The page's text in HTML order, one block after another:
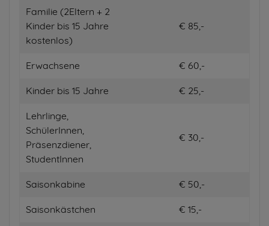
Familie (2Eltern + 2
Kinder bis 15 Jahre
kostenlos)
€ 85,-
Erwachsene € 60,-
Kinder bis 15 Jahre € 25,-
Lehrlinge,
SchülerInnen,
Präsenzdiener,
StudentInnen
€ 30,-
Saisonkabine € 50,-
Saisonkästchen € 15,-